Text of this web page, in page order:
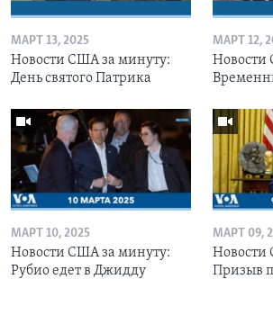
МАРТ 13, 2025
Новости США за минуту:
День святого Патрика
МАРТ 12,
Новости
МАРТ 10, 2025
Новости США за минуту:
Рубио едет в Джидду
МАРТ 09,
Новости
Призыв